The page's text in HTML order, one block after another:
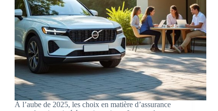
À l’aube de 2025, les choix en matière d’assurance